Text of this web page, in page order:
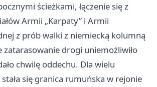
ścieżkami, łączenie się z
Armii „Karpaty” i Armii
z prób walki z niemiecką kolumną
drogi uniemożliwiło
chwilę oddechu. Dla wielu
się granica rumuńska w rejonie